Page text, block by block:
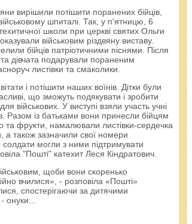
вирішили потішити поранених бійців,
шпиталі. Так, у п'ятницю, 6
школи при церкві святих Ольги
військовим різдвяну виставу.
бійців патріотичними піснями. Після
та дівчата подарували пораненим
листівки та смаколики.
і потішити наших воїнів. Дітки були
що зможуть подякувати і зробити
військових. У виступі взяли участь учні
Разом із батьками вони принесли бійцям
та фрукти, намалювали листівки-сердечка
а також зазначили свої номери
могли з ними підтримувати
"Пошті" катехит Леся Кіндратович.
щоби вони скоренько
вчилися», - розповіла «Пошті»
спостерігаючи за дитячими
онуки...